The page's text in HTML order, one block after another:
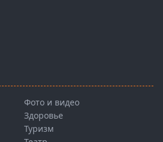
Фото и видео
Здоровье
Туризм